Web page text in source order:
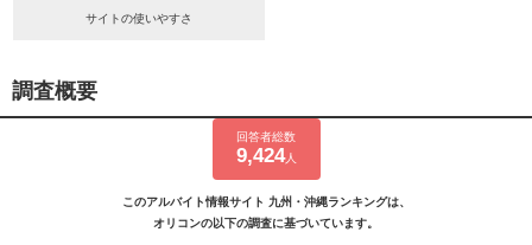
サイトの使いやすさ
調査概要
回答者総数
9,424人
このアルバイト情報サイト 九州・沖縄ランキングは、
オリコンの以下の調査に基づいています。